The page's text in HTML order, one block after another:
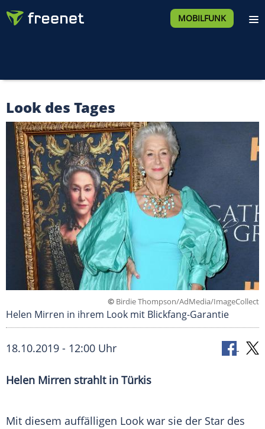
MOBILFUNK
Look des Tages
© Birdie Thompson/AdMedia/ImageCollect
Helen Mirren in ihrem Look mit Blickfang-Garantie
18.10.2019 - 12:00 Uhr
Helen Mirren strahlt in Türkis
Mit diesem auffälligen Look war sie der Star des